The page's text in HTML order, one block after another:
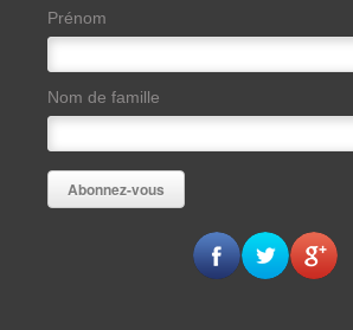
Prénom
Nom de famille